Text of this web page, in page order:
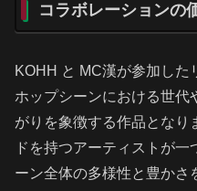
コラボレーションの
KOHH と MC漢が参加し
ホップシーンにおける世代
がりを象徴する作品となり
ドを持つアーティストが
ーン全体の多様性と豊かさ